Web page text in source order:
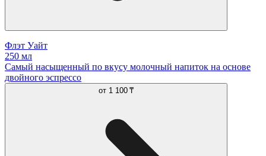
Флэт Уайт
250 мл
Cамый насыщенный по вкусу молочный напиток на основе
двойного эспрессо
от 1 100 ₸